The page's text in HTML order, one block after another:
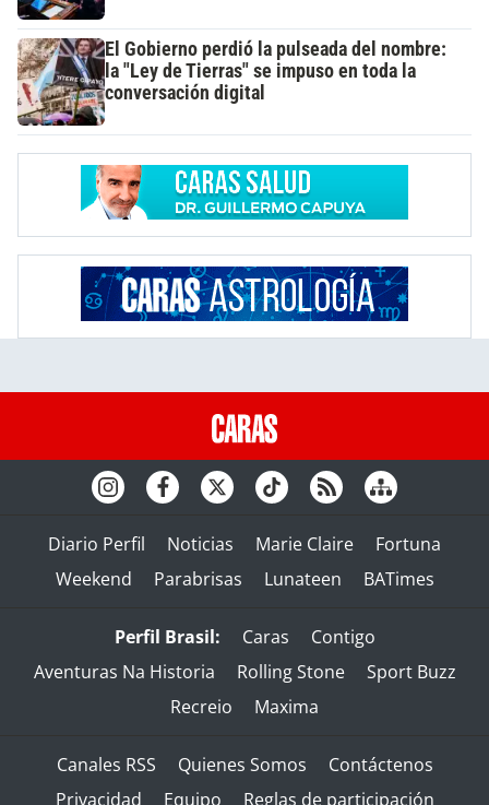
El Gobierno perdió la pulseada del nombre:
la "Ley de Tierras" se impuso en toda la
conversación digital
Diario Perfil Noticias Marie Claire
Fortuna
Weekend
Parabrisas Lunateen BATimes
Perfil Brasil: Caras
Contigo
Aventuras Na Historia
Rolling Stone
Sport Buzz
Recreio
Maxima
Canales RSS Quienes Somos
Contáctenos
Privacidad
Equipo Reglas de participación